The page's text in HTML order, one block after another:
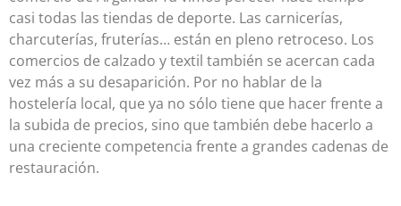
casi todas las tiendas de deporte. Las carnicerías,
charcuterías, fruterías… están en pleno retroceso. Los
comercios de calzado y textil también se acercan cada
vez más a su desaparición. Por no hablar de la
hostelería local, que ya no sólo tiene que hacer frente a
la subida de precios, sino que también debe hacerlo a
una creciente competencia frente a grandes cadenas de
restauración.